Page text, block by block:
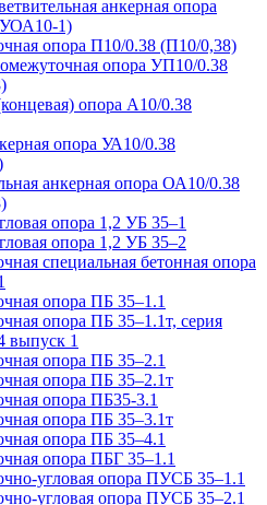
анкерная опора
1)
опора П10/0.38 (П10/0,38)
опора УП10/0.38
опора А10/0.38
опора УА10/0.38
анкерная опора ОА10/0.38
опора 1,2 УБ 35–1
опора 1,2 УБ 35–2
специальная бетонная опора
опора ПБ 35–1.1
опора ПБ 35–1.1т, серия
выпуск 1
опора ПБ 35–2.1
опора ПБ 35–2.1т
опора ПБ35-3.1
опора ПБ 35–3.1т
опора ПБ 35–4.1
опора ПБГ 35–1.1
угловая опора ПУСБ 35–1.1
угловая опора ПУСБ 35–2.1